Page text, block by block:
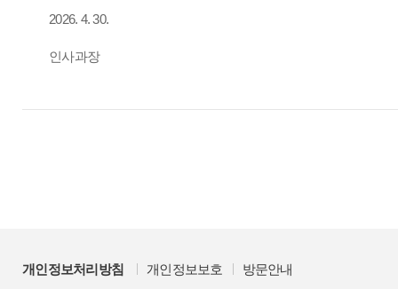
2026. 4. 30.
인사과장
개인정보처리방침 개인정보보호 방문안내